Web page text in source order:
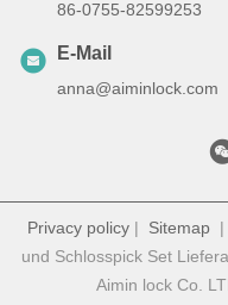
86-0755-82599253
E-Mail
anna@aiminlock.com
Privacy policy | Sitemap |
und Schlosspick Set
Aimin lock Co.